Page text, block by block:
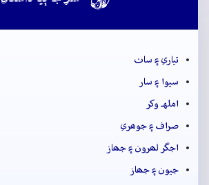
تياري ۽ ساٺ
سيوا ۽ سار
املهہ وکر
صراف ۽ جوھري
اجگر لھرون ۽ جھاز
جيون ۽ جھاز